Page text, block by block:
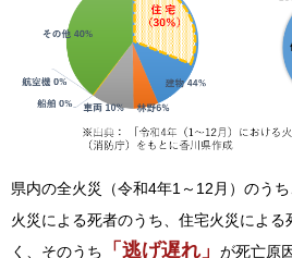
県内の全火災（令和4年1～12月）のう
火災による死者のうち、住宅火災による
く、そのうち
「逃げ遅れ」 が死亡原